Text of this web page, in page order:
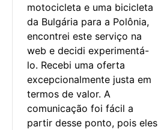
motocicleta e uma bicicleta
da Bulgária para a Polônia,
encontrei este serviço na
web e decidi experimentá-
lo. Recebi uma oferta
excepcionalmente justa em
termos de valor. A
comunicação foi fácil a
partir desse ponto, pois eles